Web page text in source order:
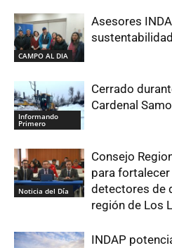
CAMPO AL DIA
Asesores
Informando
Primero
Cerrado
Cardenal
Noticia del Día
Consejo
para
detectores de
región de Los
INDAP